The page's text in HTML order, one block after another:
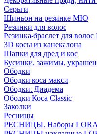
Серьги
Шиньон на резинке MIO
Резинки для волос
Резинка-браслет для
3D косы из канекалона
Шапки для дред и кос
Бусинки, зажимы,
Ободки
Ободки коса макси
Ободки. Диадема
Ободки Коса Classic
Заколки
Ресницы
РЕСНИЦЫ. Наборы